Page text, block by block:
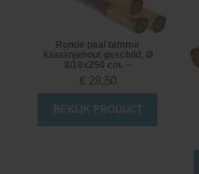
Ronde paal tamme
kastanjehout geschild, Ø
8/10x250 cm. ~
€ 28,50
BEKIJK PRODUCT